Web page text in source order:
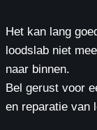
Het kan lang
loodslab niet
naar binnen.
Bel gerust voor
en reparatie van